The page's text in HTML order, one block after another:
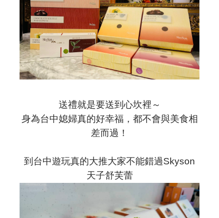
送禮就是要送到心坎裡～
身為台中媳婦真的好幸福，都不會與美食相
差而過！
到台中遊玩真的大推大家不能錯過Skyson
天子舒芙蕾